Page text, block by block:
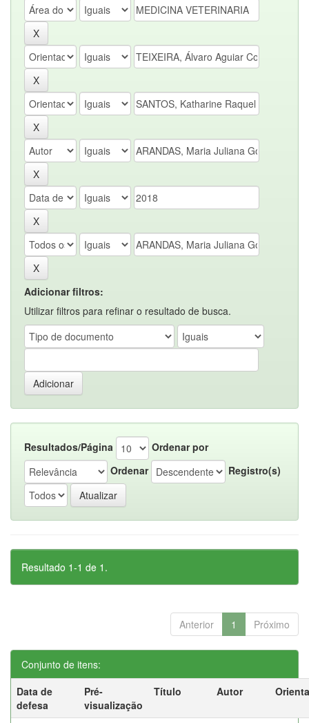
Adicionar filtros:
Utilizar filtros para refinar o resultado de busca.
Resultados/Página
Ordenar por
Ordenar
Registro(s)
Resultado 1-1 de 1.
Anterior 1 Próximo
Conjunto de itens:
Data de
defesa
Pré-
visualização
Título Autor